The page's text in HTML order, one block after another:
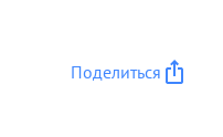
Поделиться